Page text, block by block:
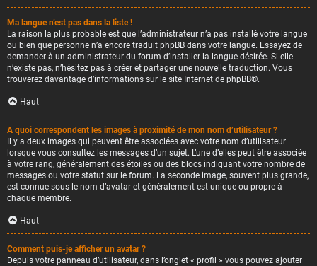
Ma langue n’est pas dans la liste !
La raison la plus probable est que l’administrateur n’a pas installé votre langue
ou bien que personne n’a encore traduit phpBB dans votre langue. Essayez de
demander à un administrateur du forum d’installer la langue désirée. Si elle
n’existe pas, n’hésitez pas à créer et partager une nouvelle traduction. Vous
trouverez davantage d’informations sur le site Internet de phpBB®.
Haut
A quoi correspondent les images à proximité de mon nom d’utilisateur ?
Il y a deux images qui peuvent être associées avec votre nom d’utilisateur
lorsque vous consultez les messages d’un sujet. L’une d’elles peut être associée
à votre rang, généralement des étoiles ou des blocs indiquant votre nombre de
messages ou votre statut sur le forum. La seconde image, souvent plus grande,
est connue sous le nom d’avatar et généralement est unique ou propre à
chaque membre.
Haut
Comment puis-je afficher un avatar ?
Depuis votre panneau d’utilisateur, dans l’onglet « profil » vous pouvez ajouter